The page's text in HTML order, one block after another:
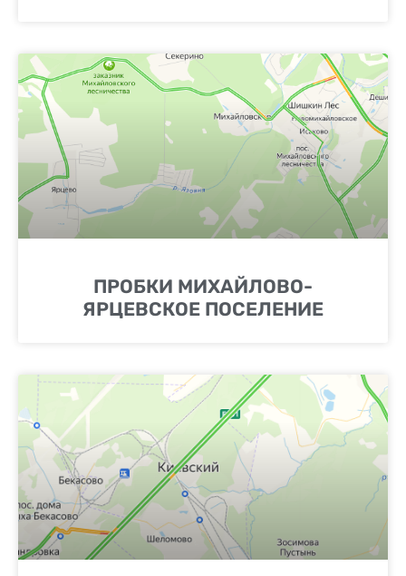
ПРОБКИ МИХАЙЛОВО-
ЯРЦЕВСКОЕ ПОСЕЛЕНИЕ